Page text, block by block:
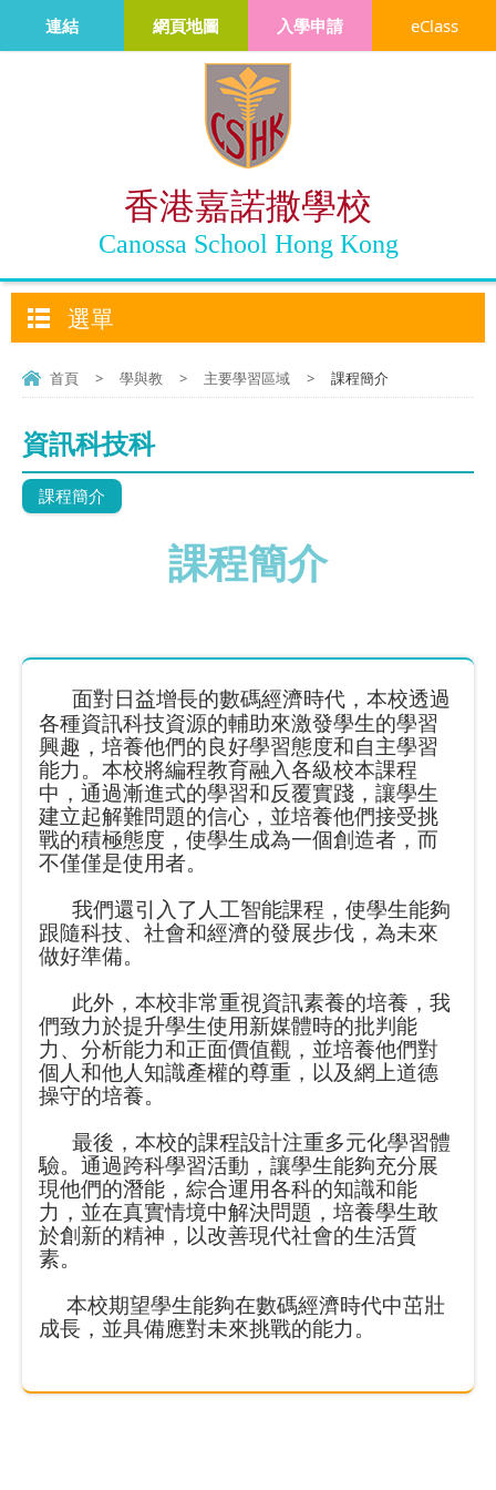
香港嘉諾撒學校
Canossa School Hong Kong
連結 網頁地圖 入學申請 eClass
選單
首頁 > 學與教 > 主要學習區域 > 課程簡介
資訊科技科
課程簡介
課程簡介
面對日益增長的數碼經濟時代，本校透過
各種資訊科技資源的輔助來激發學生的學習
興趣，培養他們的良好學習態度和自主學習
能力。本校將編程教育融入各級校本課程
中，通過漸進式的學習和反覆實踐，讓學生
建立起解難問題的信心，並培養他們接受挑
戰的積極態度，使學生成為一個創造者，而
不僅僅是使用者。
我們還引入了人工智能課程，使學生能夠
跟隨科技、社會和經濟的發展步伐，為未來
做好準備。
此外，本校非常重視資訊素養的培養，我
們致力於提升學生使用新媒體時的批判能
力、分析能力和正面價值觀，並培養他們對
個人和他人知識產權的尊重，以及網上道德
操守的培養。
最後，本校的課程設計注重多元化學習體
驗。通過跨科學習活動，讓學生能夠充分展
現他們的潛能，綜合運用各科的知識和能
力，並在真實情境中解決問題，培養學生敢
於創新的精神，以改善現代社會的生活質
素。
本校期望學生能夠在數碼經濟時代中茁壯
成長，並具備應對未來挑戰的能力。